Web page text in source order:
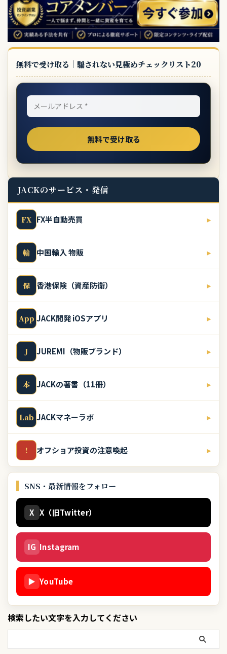
無料で受け取る｜騙されない見極めチェックリスト20
JACKのサービス・発信
FX FX半自動売買 ▸
輸 中国輸入 物販 ▸
保 香港保険（資産防衛） ▸
App JACK開発 iOSアプリ ▸
J JUREMI（物販ブランド） ▸
本 JACKの著書（11冊） ▸
Lab JACKマネーラボ ▸
! オフショア投資の注意喚起 ▸
SNS・最新情報をフォロー
X X（旧Twitter）
IG Instagram
▶ YouTube
検索したい文字を入力してください